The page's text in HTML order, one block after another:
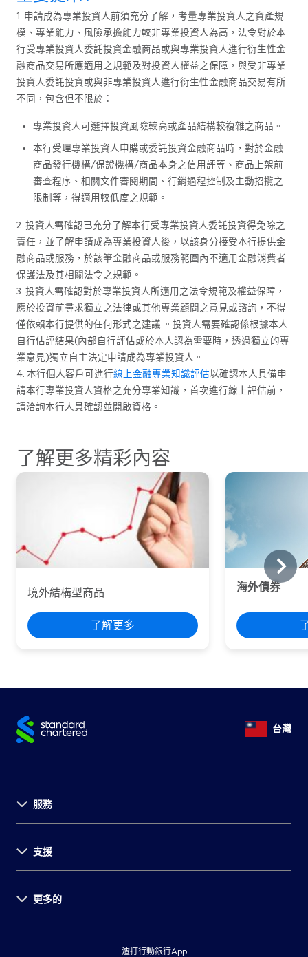
1. 申請成為專業投資人前須充分了解，考量專業投資人之資產規
模、專業能力、風險承擔能力較非專業投資人為高，法令對於本
行受專業投資人委託投資金融商品或與專業投資人進行衍生性金
融商品交易所應適用之規範及對投資人權益之保障，與受非專業
投資人委託投資或與非專業投資人進行衍生性金融商品交易有所
不同，包含但不限於：
專業投資人可選擇投資風險較高或產品結構較複雜之商品。
本行受理專業投資人申購或委託投資金融商品時，對於金融
商品發行機構/保證機構/商品本身之信用評等、商品上架前
審查程序、相關文件審閱期間、行銷過程控制及主動招攬之
限制等，得適用較低度之規範。
2. 投資人需確認已充分了解本行受專業投資人委託投資得免除之
責任，並了解申請成為專業投資人後，以該身分接受本行提供金
融商品或服務，於該筆金融商品或服務範圍內不適用金融消費者
保護法及其相關法令之規範。
3. 投資人需確認對於專業投資人所適用之法令規範及權益保障，
應於投資前尋求獨立之法律或其他專業顧問之意見或諮詢，不得
僅依賴本行提供的任何形式之建議 。投資人需要確認係根據本人
自行估評結果(內部自行評估或於本人認為需要時，透過獨立的專
業意見)獨立自主決定申請成為專業投資人。
4. 本行個人客戶可進行線上金融專業知識評估以確認本人具備申
請本行專業投資人資格之充分專業知識，首次進行線上評估前，
請洽詢本行人員確認並開啟資格。
了解更多精彩內容
境外結構型商品
了解更多
海外債券
台灣
服務
永續發展計畫
法定公開揭露事項
金融友善服務暨公平待客專區
支援
菁英招募
更多的
渣打行動銀行App